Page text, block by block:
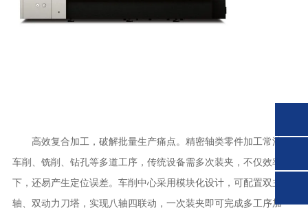
高效复合加工，破解批量生产痛点。精密轴类零件加工常涉及
车削、铣削、钻孔等多道工序，传统设备需多次装夹，不仅效率低
下，还易产生定位误差。车削中心采用模块化设计，可配置双主
轴、双动力刀塔，实现八轴四联动，一次装夹即可完成多工序加